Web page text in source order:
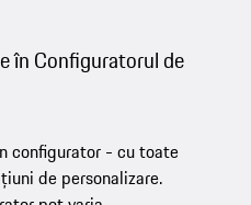
în Configuratorul de
configurator - cu toate
de personalizare.